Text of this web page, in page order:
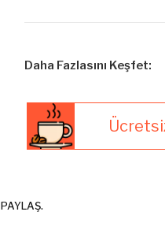
Daha Fazlasını Keşfet:
PAYLAŞ.